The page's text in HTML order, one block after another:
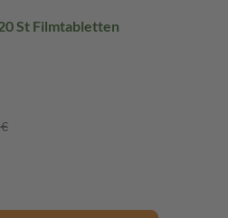
St Filmtabletten